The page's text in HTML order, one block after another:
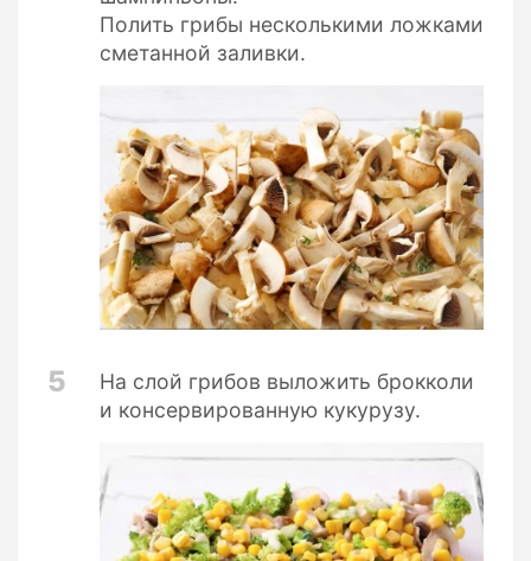
Полить грибы несколькими ложками
сметанной заливки.
5
На слой грибов выложить брокколи
и консервированную кукурузу.